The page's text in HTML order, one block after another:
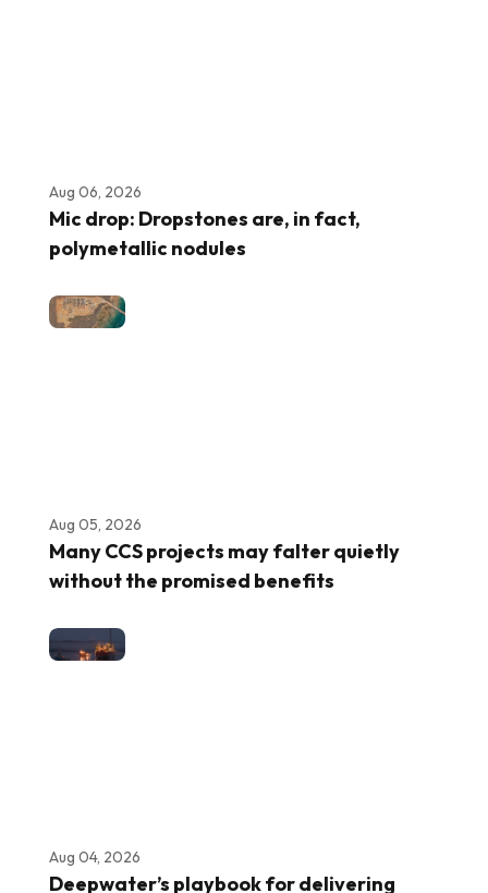
Aug 06, 2026
Mic drop: Dropstones are, in fact,
polymetallic nodules
Aug 05, 2026
Many CCS projects may falter quietly
without the promised benefits
Aug 04, 2026
Deepwater’s playbook for delivering